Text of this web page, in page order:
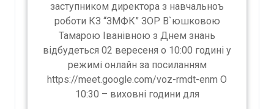
заступником директора з навчальноъ
роботи КЗ “ЗМФК” ЗОР В`юшковою
Тамарою Іванівною з Днем знань
відбудеться 02 вересеня о 10:00 годині у
режимі онлайн за посиланням
https://meet.google.com/voz-rmdt-enm О
10:30 – виховні години для